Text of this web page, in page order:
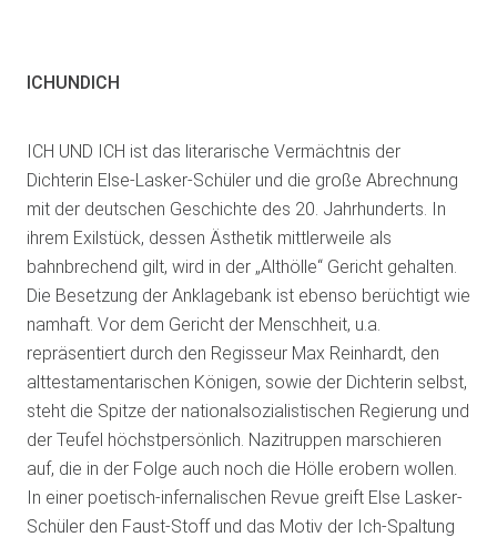
ICHUNDICH
ICH UND ICH ist das literarische Vermächtnis der
Dichterin Else-Lasker-Schüler und die große Abrechnung
mit der deutschen Geschichte des 20. Jahrhunderts. In
ihrem Exilstück, dessen Ästhetik mittlerweile als
bahnbrechend gilt, wird in der „Althölle“ Gericht gehalten.
Die Besetzung der Anklagebank ist ebenso berüchtigt wie
namhaft. Vor dem Gericht der Menschheit, u.a.
repräsentiert durch den Regisseur Max Reinhardt, den
alttestamentarischen Königen, sowie der Dichterin selbst,
steht die Spitze der nationalsozialistischen Regierung und
der Teufel höchstpersönlich. Nazitruppen marschieren
auf, die in der Folge auch noch die Hölle erobern wollen.
In einer poetisch-infernalischen Revue greift Else Lasker-
Schüler den Faust-Stoff und das Motiv der Ich-Spaltung